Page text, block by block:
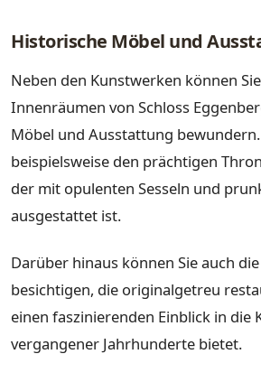
Historische Möbel und
Neben den Kunstwerken können
Innenräumen von Schloss
Möbel und Ausstattung
beispielsweise den prächtigen
der mit opulenten Sesseln und
ausgestattet ist.
Darüber hinaus können Sie auch
besichtigen, die originalgetreu
einen faszinierenden Einblick in die
vergangener Jahrhunderte bietet.